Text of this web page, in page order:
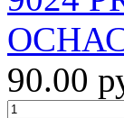
90.00